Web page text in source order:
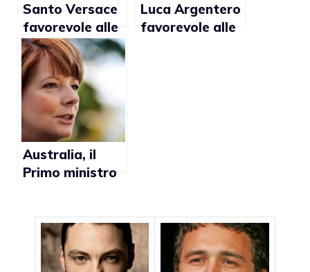
Santo Versace
favorevole alle
unioni civili gay:
“Ma non le
chiamerei
matrimonio ma
contratto”
Luca Argentero
favorevole alle
Australia, il
Primo ministro
matrimoni gay
per la mia
educazione”